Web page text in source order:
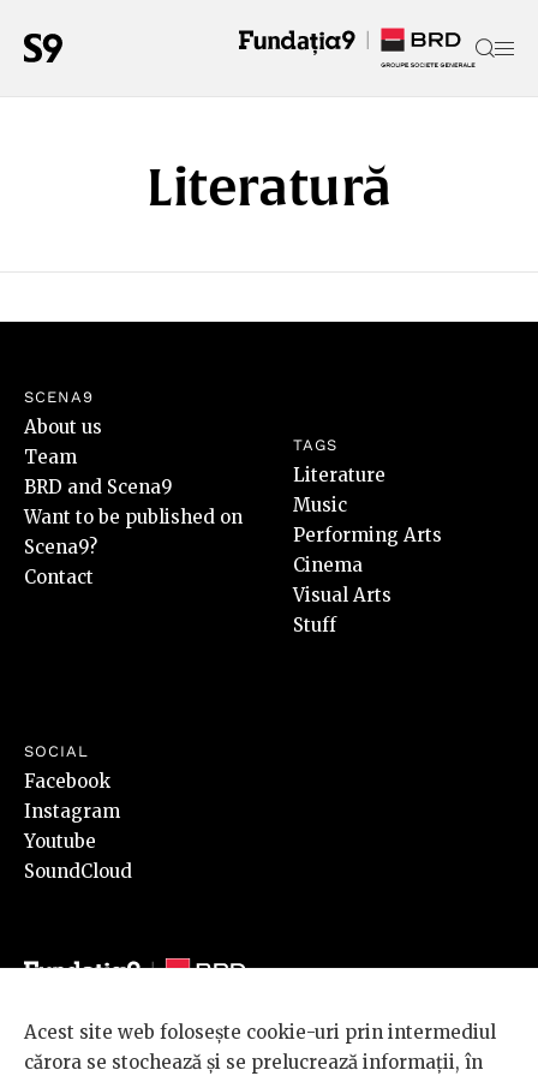
Literatură
SCENA9
About us
Team
BRD and Scena9
Want to be published on
Scena9?
Contact
TAGS
Literature
Music
Performing Arts
Cinema
Visual Arts
Stuff
SOCIAL
Facebook
Instagram
Youtube
SoundCloud
© 2026 BRD Groupe Société Générale, toate drepturile rezervate.
Acest site web folosește cookie-uri prin intermediul
cărora se stochează și se prelucrează informații, în